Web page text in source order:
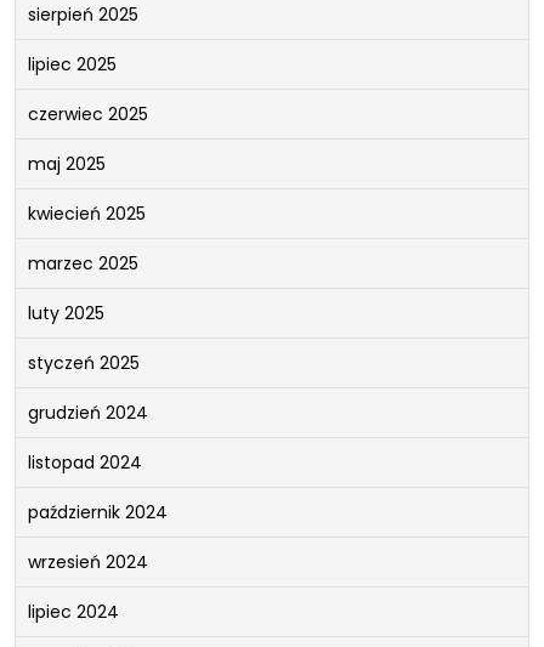
sierpień 2025
lipiec 2025
czerwiec 2025
maj 2025
kwiecień 2025
marzec 2025
luty 2025
styczeń 2025
grudzień 2024
listopad 2024
październik 2024
wrzesień 2024
lipiec 2024